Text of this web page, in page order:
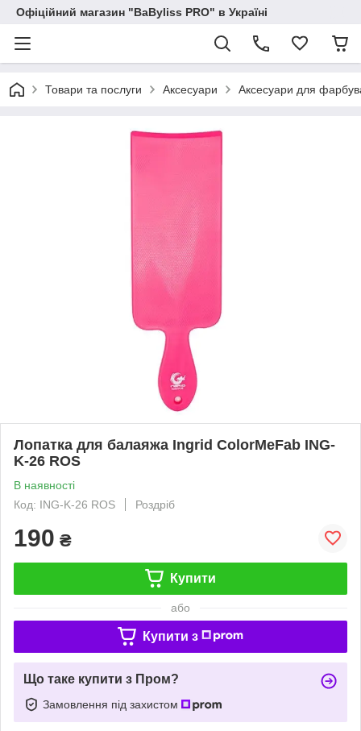
Офіційний магазин "BaByliss PRO" в Україні
Товари та послуги Аксесуари Аксесуари для
Лопатка для балаяжа Ingrid ColorMeFab ING-
K-26 ROS
В наявності
Код: ING-K-26 ROS
Роздріб
190 ₴
Купити
або
Купити з
Що таке купити з Пром?
Замовлення під захистом